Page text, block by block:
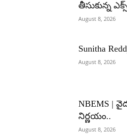
తీసుకున్న
August 8, 2026
Sunitha
August 8, 2026
NBEMS |
నిర్ణయం..
August 8, 2026